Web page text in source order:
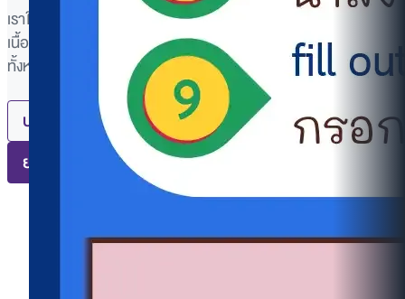
เราใช้คุกกี้เพื่อปรับปรุงประสบการณ์การใช้งาน แสดงโฆษณาหรือ
เนื้อหาที่เหมาะสม และวิเคราะห์การเข้าใช้งาน การคลิก "ยอมรับ
ทั้งหมด" หมายความว่าคุณยินยอมให้เราใช้คุกกี้อ่านเพิ่มเติม
ปฏิเสธทั้งหมด
ยอมรับทั้งหมด